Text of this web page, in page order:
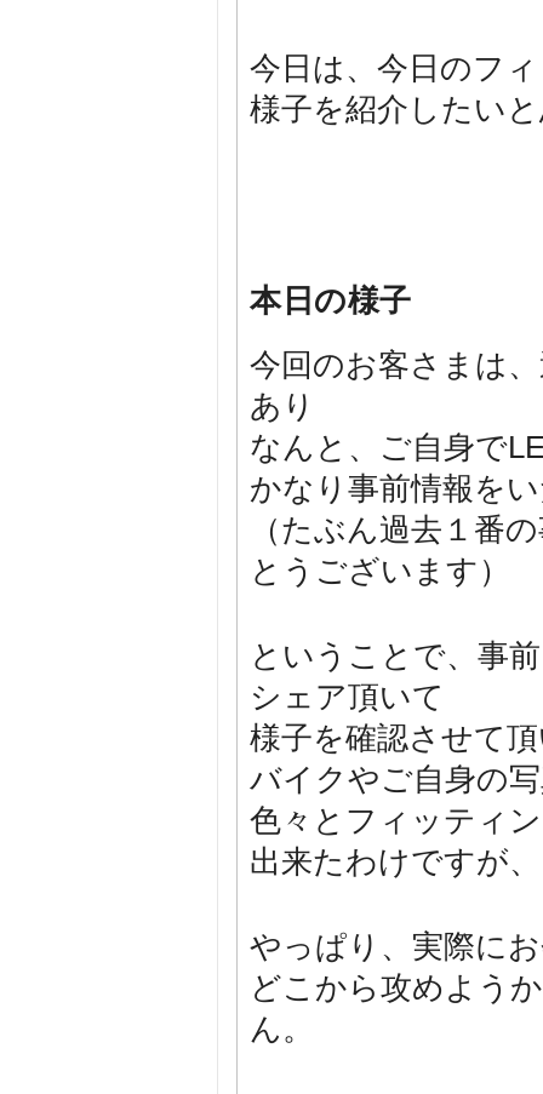
今日は、今日のフ
様子を紹介したい
本日の様子
今回のお客さまは
あり
なんと、ご自身で
かなり事前情報を
（たぶん過去１番
とうございます）
ということで、事
シェア頂いて
様子を確認させて
バイクやご自身の
色々とフィッティ
出来たわけですが、
やっぱり、実際に
どこから攻めよう
ん。